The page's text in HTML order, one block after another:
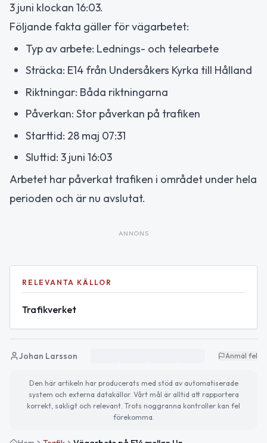
3 juni klockan 16:03.
Följande fakta gäller för vägarbetet:
Typ av arbete: Lednings- och telearbete
Sträcka: E14 från Undersåkers Kyrka till Hålland
Riktningar: Båda riktningarna
Påverkan: Stor påverkan på trafiken
Starttid: 28 maj 07:31
Sluttid: 3 juni 16:03
Arbetet har påverkat trafiken i området under hela
perioden och är nu avslutat.
ANNONS
RELEVANTA KÄLLOR
Trafikverket
Johan Larsson Anmäl fel
Den här artikeln har producerats med stöd av automatiserade
system och externa datakällor. Vårt mål är alltid att rapportera
korrekt, sakligt och relevant. Trots noggranna kontroller kan fel
förekomma.